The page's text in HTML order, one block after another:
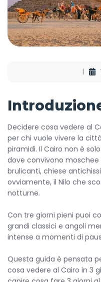
Decidere cosa vedere al
per chi vuole vivere la
piramidi. Il Cairo non è
dove convivono
brulicanti, chiese
ovviamente, il Nilo che
notturne.
Con tre giorni pieni puoi
grandi classici e angoli
intense a momenti di
Questa guida è pensata
cosa vedere al Cairo in 3